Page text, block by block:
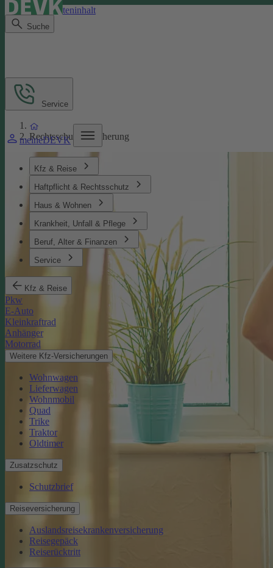
Direkt zum Seiteninhalt
Suche
meineDEVK
Kfz & Reise
Haftpflicht & Rechtsschutz
Haus & Wohnen
Krankheit, Unfall & Pflege
Beruf, Alter & Finanzen
Service
Kfz & Reise
Pkw
E-Auto
Kleinkraftrad
Anhänger
Motorrad
Weitere Kfz-Versicherungen
Wohnwagen
Lieferwagen
Wohnmobil
Quad
Trike
Traktor
Oldtimer
Zusatzschutz
Schutzbrief
Reiseversicherung
Auslandsreisekrankenversicherung
Reisegepäck
Reiserücktritt
Service
Rechtsschutzversicherung